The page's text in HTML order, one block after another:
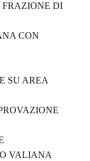
FRAZIONE DI
CON
SU AREA
VALIANA